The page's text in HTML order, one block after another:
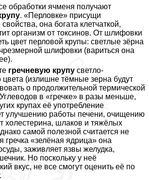
обработки ячменя получают
. «Перловке» присущи
свойства, она богата клетчаткой,
организм от токсинов. От шлифовки
цвет перловой крупы: светлые зёрна
чрезмерной шлифовки (вариться она
гречневую крупу светло-
цвета (излишне тёмные зерна будут
о продолжительной термической
в «гречке» в разы меньше,
крупах её употрeбление
улучшению работы печени, очищению
холестерина, шлаков и тяжёлых
самой полезной считается не
гречка «зелёная ядрица» она
заживляет язвы желудка,
Но поскольку у неё
вкус, не все смогут оценить её по